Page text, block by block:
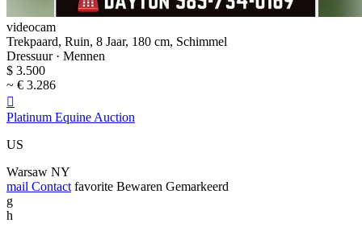
videocam
Trekpaard, Ruin, 8 Jaar, 180 cm, Schimmel
Dressuur · Mennen
$ 3.500
~ € 3.286

Platinum Equine Auction
US
Warsaw NY
mail Contact favorite Bewaren Gemarkeerd
g
h